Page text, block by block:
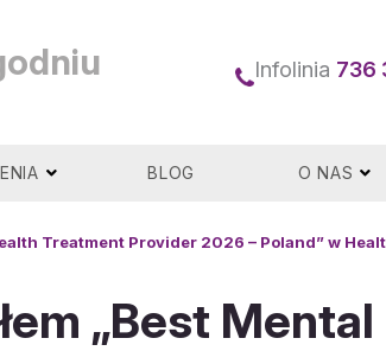
Infolinia 736
BLOG O NAS
Treatment Provider 2026 – Poland” w
„Best